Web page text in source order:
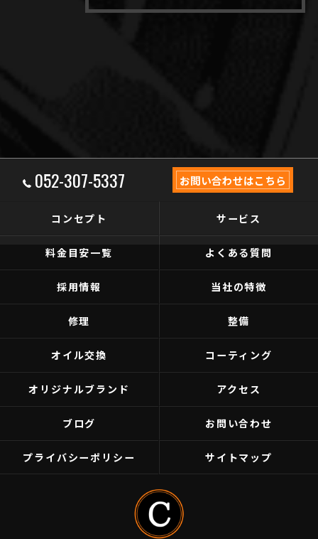
052-307-5337 お問い合わせはこちら
コンセプト サービス
料金目安一覧 よくある質問
採用情報 当社の特徴
修理 整備
オイル交換 コーティング
オリジナルブランド アクセス
ブログ お問い合わせ
プライバシーポリシー サイトマップ